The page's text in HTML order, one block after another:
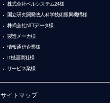
株式会社ベルシステム24様
国立研究開発法人科学技術振興機構様
株式会社NTTデータ様
製造メーカ様
情報通信企業様
IT機器商社様
サービス業様
サイトマップ